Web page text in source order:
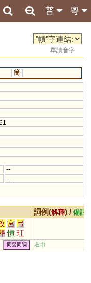
粵
普
單讀音字
簡
--
--
詞例(解釋) / 備註
宮 弓
愩 玒
同聲同調 衣巾